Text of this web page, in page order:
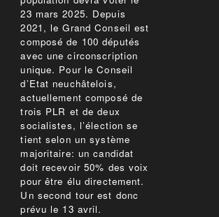
23 mars 2025. Depuis
2021, le Grand Conseil est
composé de 100 députés
avec une circonscription
unique. Pour le Conseil
d’Etat neuchâtelois,
actuellement composé de
trois PLR et de deux
socialistes, l’élection se
tient selon un système
majoritaire: un candidat
doit recevoir 50% des voix
pour être élu directement.
Un second tour est donc
prévu le 13 avril.